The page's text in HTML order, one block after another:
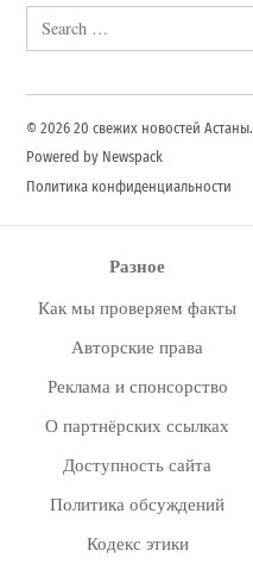
Search
for:
© 2026 20 свежих новостей Астаны.
Powered by Newspack
Политика конфиденциальности
Разное
Как мы проверяем факты
Авторские права
Реклама и спонсорство
О партнёрских ссылках
Доступность сайта
Политика обсуждений
Кодекс этики